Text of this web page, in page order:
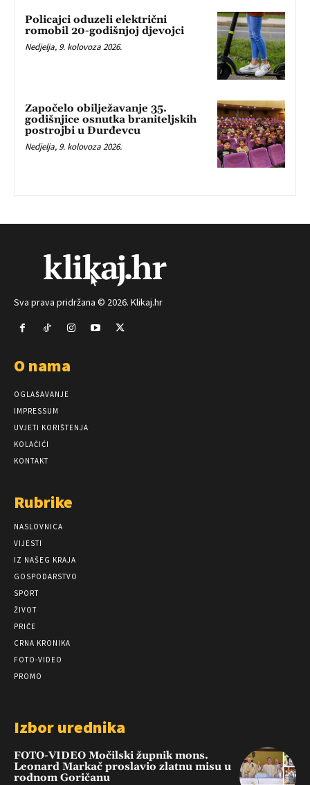
Policajci oduzeli električni
romobil 20-godišnjoj djevojci
Nedjelja, 9. kolovoza 2026.
Započelo obilježavanje 35.
godišnjice osnutka braniteljskih
postrojbi u Đurđevcu
Nedjelja, 9. kolovoza 2026.
Sva prava pridržana © 2026. Klikaj.hr
O nama
OGLAŠAVANJE
IMPRESSUM
UVJETI KORIŠTENJA
KOLAČIĆI
KONTAKT
Rubrike
NASLOVNICA
VIJESTI
IZ NAŠEG KRAJA
GOSPODARSTVO
SPORT
ŽIVOT
PRIČE
CRNA KRONIKA
FOTO-VIDEO
PROMO
Izbor urednika
FOTO-VIDEO Močilski župnik mons.
Leonard Markač proslavio zlatnu misu u
rodnom Goričanu